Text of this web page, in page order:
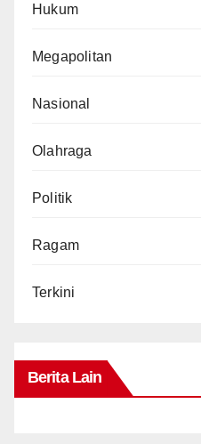
Hukum
Megapolitan
Nasional
Olahraga
Politik
Ragam
Terkini
Berita Lain